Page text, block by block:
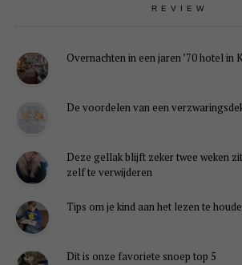
REVIEW
Overnachten in een jaren ’70 hotel in
De voordelen van een
Deze gellak blijft zeker twee weken
zelf te verwijderen
Tips om je kind aan het lezen te
Dit is onze favoriete snoep top 5